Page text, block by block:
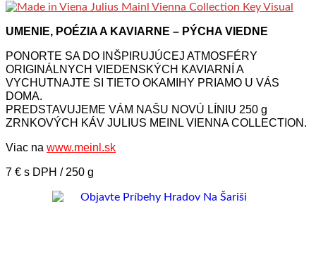
UMENIE, POÉZIA A KAVIARNE – PÝCHA VIEDNE
PONORTE SA DO INŠPIRUJÚCEJ ATMOSFÉRY
ORIGINÁLNYCH VIEDENSKÝCH KAVIARNÍ A
VYCHUTNAJTE SI TIETO OKAMIHY PRIAMO U VÁS
DOMA.
PREDSTAVUJEME VÁM NAŠU NOVÚ LÍNIU 250 g
ZRNKOVÝCH KÁV JULIUS MEINL VIENNA COLLECTION.
Viac na www.meinl.sk
7 € s DPH / 250 g